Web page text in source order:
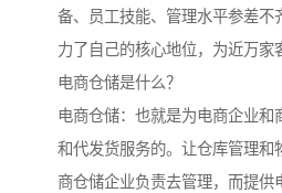
备、员工技能、管理水平参差不
力了自己的核心地位，为近万家
电商仓储是什么？
电商仓储：也就是为电商企业和
和代发货服务的。让仓库管理和
商仓储企业负责去管理，而提供